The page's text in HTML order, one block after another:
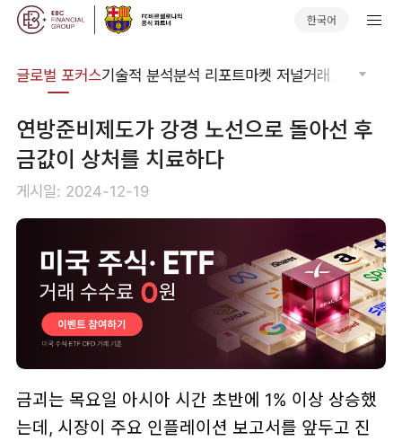
한국어
글로벌 포커스기술적 분석분석 리포트마켓 저널거래 소프트웨어
연방준비제도가 강경 노선으로 돌아선 후
금값이 상처를 치료하다
게시일: 2024-12-19
금괴는 목요일 아시아 시간 초반에 1% 이상 상승했
는데, 시장이 주요 인플레이션 보고서를 앞두고 진